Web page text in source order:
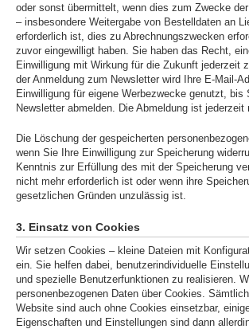
oder sonst übermittelt, wenn dies zum Zwecke
– insbesondere Weitergabe von Bestelldaten an
erforderlich ist, dies zu Abrechnungszwecken
zuvor eingewilligt haben. Sie haben das Recht,
Einwilligung mit Wirkung für die Zukunft jederzeit
der Anmeldung zum Newsletter wird Ihre E-Mail-
Einwilligung für eigene Werbezwecke genutzt, bis
Newsletter abmelden. Die Abmeldung ist jederzeit
Die Löschung der gespeicherten
wenn Sie Ihre Einwilligung zur Speicherung
Kenntnis zur Erfüllung des mit der Speicherung
nicht mehr erforderlich ist oder wenn ihre
gesetzlichen Gründen unzulässig ist.
3. Einsatz von Cookies
Wir setzen Cookies – kleine Dateien mit
ein. Sie helfen dabei, benutzerindividuelle
und spezielle Benutzerfunktionen zu realisieren.
personenbezogenen Daten über Cookies.
Website sind auch ohne Cookies einsetzbar,
Eigenschaften und Einstellungen sind dann